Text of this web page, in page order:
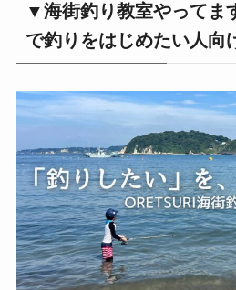
▼海街釣り教室やってま
で釣りをはじめたい人向